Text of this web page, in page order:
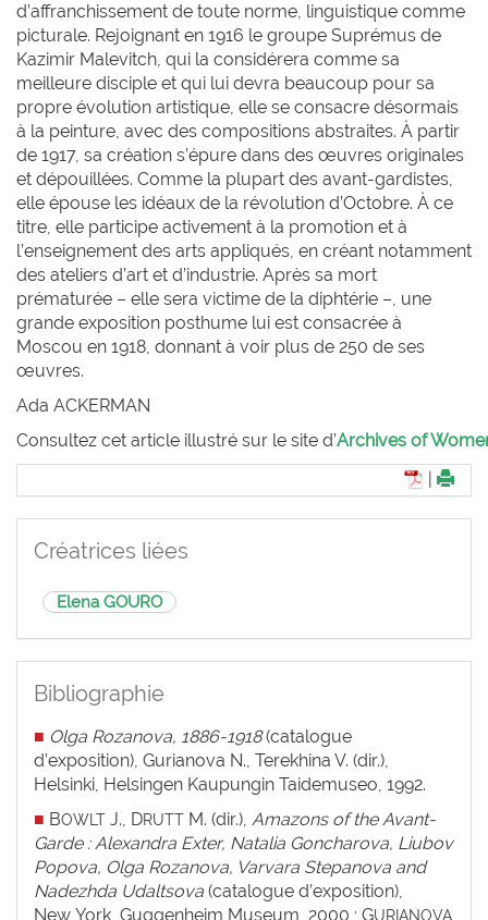
d’affranchissement de toute norme, linguistique comme
picturale. Rejoignant en 1916 le groupe Suprémus de
Kazimir Malevitch, qui la considérera comme sa
meilleure disciple et qui lui devra beaucoup pour sa
propre évolution artistique, elle se consacre désormais
à la peinture, avec des compositions abstraites. À partir
de 1917, sa création s’épure dans des œuvres originales
et dépouillées. Comme la plupart des avant-gardistes,
elle épouse les idéaux de la révolution d’Octobre. À ce
titre, elle participe activement à la promotion et à
l’enseignement des arts appliqués, en créant notamment
des ateliers d’art et d’industrie. Après sa mort
prématurée – elle sera victime de la diphtérie –, une
grande exposition posthume lui est consacrée à
Moscou en 1918, donnant à voir plus de 250 de ses
œuvres.
Ada ACKERMAN
Consultez cet article illustré sur le site d’Archives of
Créatrices liées
Elena GOURO
Bibliographie
■ Olga Rozanova, 1886-1918(catalogue
d’exposition), Gurianova N., Terekhina V. (dir.),
Helsinki, Helsingen Kaupungin Taidemuseo, 1992.
■ BOWLT J., DRUTT M. (dir.), Amazons of the Avant-
Garde : Alexandra Exter, Natalia Goncharova, Liubov
Popova, Olga Rozanova, Varvara Stepanova and
Nadezhda Udaltsova (catalogue d’exposition),
New York, Guggenheim Museum, 2000 ; GURIANOVA